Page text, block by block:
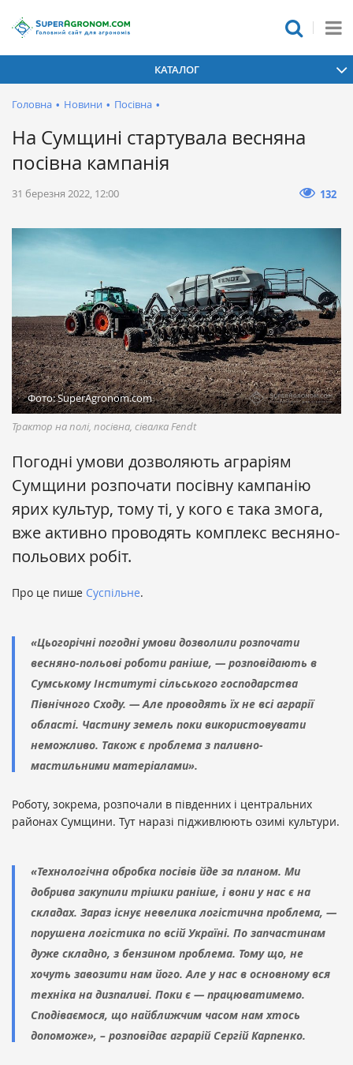
КАТАЛОГ
Головна • Новини • Посівна •
На Сумщині стартувала весняна
посівна кампанія
31 березня 2022, 12:00 132
Фото: SuperAgronom.com
Трактор на полі, посівна, сівалка Fendt
Погодні умови дозволяють аграріям
Сумщини розпочати посівну кампанію
ярих культур, тому ті, у кого є така змога,
вже активно проводять комплекс весняно-
польових робіт.
Про це пише Суспільне.
«Цьогорічні погодні умови дозволили розпочати
весняно-польові роботи раніше, — розповідають в
Сумському Інституті сільського господарства
Північного Сходу. — Але проводять їх не всі аграрії
області. Частину земель поки використовувати
неможливо. Також є проблема з паливно-
мастильними матеріалами».
Роботу, зокрема, розпочали в південних і центральних
районах Сумщини. Тут наразі підживлюють озимі культури.
«Технологічна обробка посівів йде за планом. Ми
добрива закупили трішки раніше, і вони у нас є на
складах. Зараз існує невелика логістична проблема, —
порушена логістика по всій Україні. По запчастинам
дуже складно, з бензином проблема. Тому що, не
хочуть завозити нам його. Але у нас в основному вся
техніка на дизпаливі. Поки є — працюватимемо.
Сподіваємося, що найближчим часом нам хтось
допоможе», – розповідає аграрій Сергій Карпенко.